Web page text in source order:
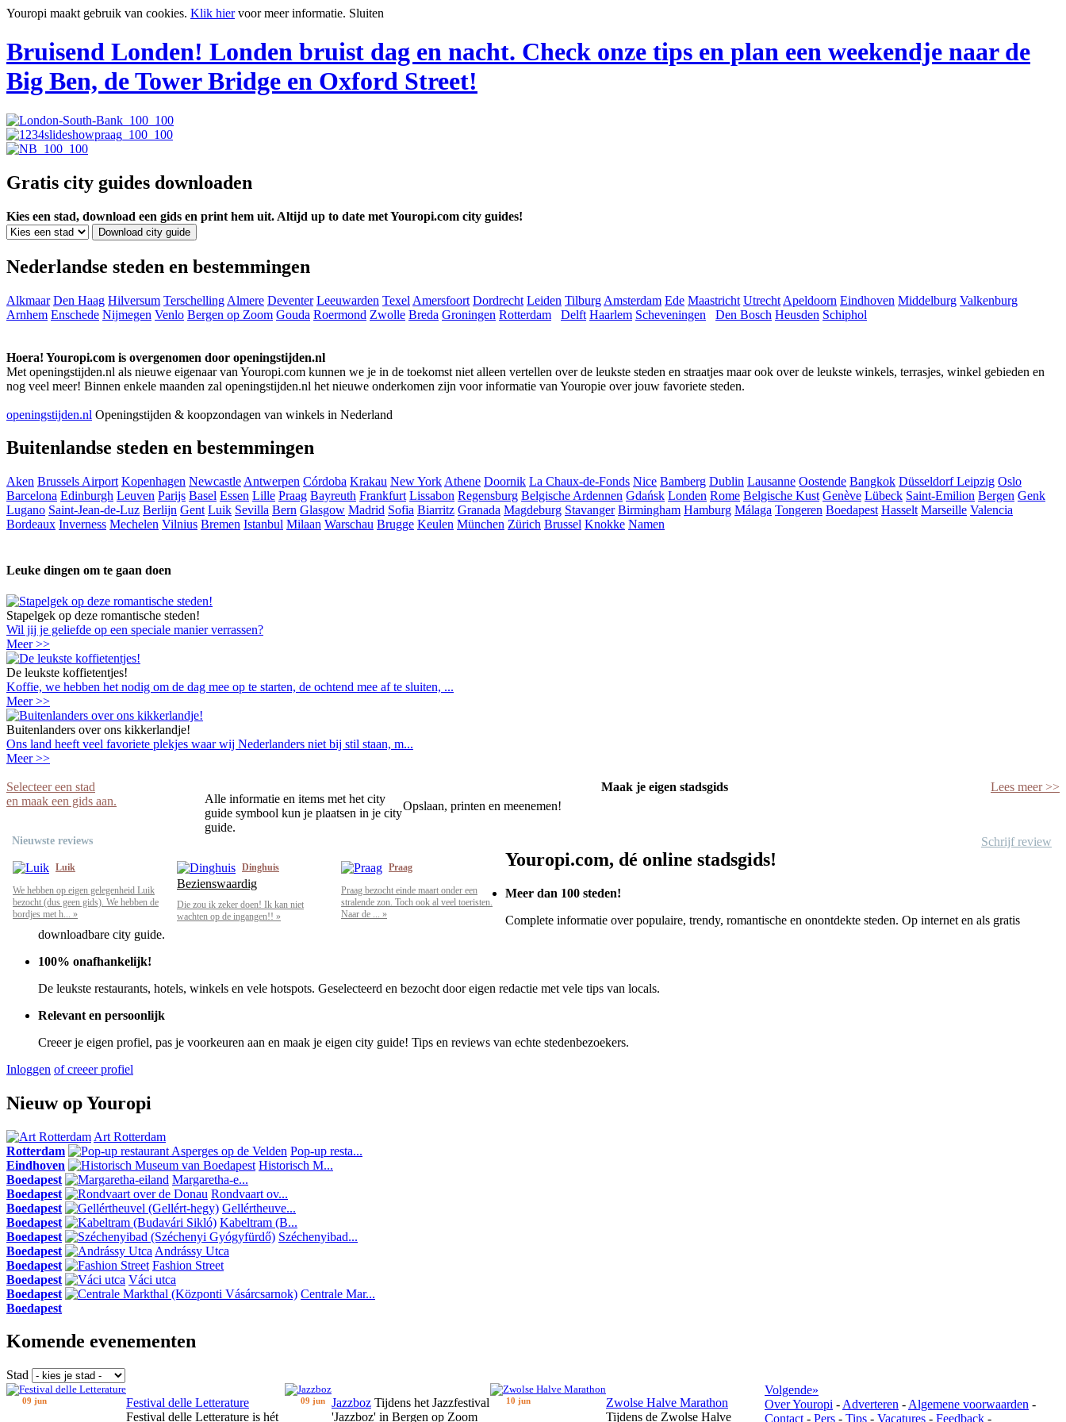
Youropi maakt gebruik van cookies. Klik hiervoor meer informatie. Sluiten
Bruisend Londen! Londen bruist dag en nacht. Check onze tips en plan een weekendje naar de
Big Ben, de Tower Bridge en Oxford Street!
Gratis city guides downloaden
Kies een stad, download een gids en print hem uit. Altijd up to date met Youropi.com city guides!
Nederlandse steden en bestemmingen
Alkmaar Den Haag Hilversum Terschelling Almere Deventer Leeuwarden Texel Amersfoort Dordrecht Leiden Tilburg Amsterdam Ede Maastricht Utrecht Apeldoorn Eindhoven Middelburg Valkenburg
Arnhem Enschede Nijmegen Venlo Bergen op Zoom Gouda Roermond Zwolle Breda Groningen Rotterdam Delft Haarlem Scheveningen Den Bosch Heusden Schiphol
Hoera! Youropi.com is overgenomen door openingstijden.nl
Met openingstijden.nl als nieuwe eigenaar van Youropi.com kunnen we je in de toekomst niet alleen vertellen over de leukste steden en straatjes maar ook over de leukste winkels, terrasjes, winkel gebieden en
nog veel meer! Binnen enkele maanden zal openingstijden.nl het nieuwe onderkomen zijn voor informatie van Youropie over jouw favoriete steden.
openingstijden.nl Openingstijden & koopzondagen van winkels in Nederland
Buitenlandse steden en bestemmingen
Aken Brussels Airport Kopenhagen Newcastle Antwerpen Córdoba Krakau New York Athene Doornik La Chaux-de-Fonds Nice Bamberg Dublin Lausanne Oostende Bangkok DüsseldorfLeipzig Oslo
Barcelona Edinburgh Leuven Parijs Basel Essen Lille Praag Bayreuth Frankfurt Lissabon Regensburg Belgische Ardennen Gdańsk Londen Rome Belgische Kust Genève Lübeck Saint-Emilion Bergen Genk
Lugano Saint-Jean-de-Luz Berlijn Gent Luik Sevilla Bern Glasgow Madrid Sofia Biarritz Granada Magdeburg Stavanger Birmingham Hamburg Málaga Tongeren Boedapest Hasselt Marseille Valencia
Bordeaux Inverness Mechelen Vilnius Bremen Istanbul Milaan Warschau Brugge Keulen München Zürich Brussel Knokke Namen
Leuke dingen om te gaan doen
Stapelgek op deze romantische steden!
Wil jij je geliefde op een speciale manier verrassen?
Meer >>
De leukste koffietentjes!
Koffie, we hebben het nodig om de dag mee op te starten, de ochtend mee af te sluiten, ...
Meer >>
Buitenlanders over ons kikkerlandje!
Ons land heeft veel favoriete plekjes waar wij Nederlanders niet bij stil staan, m...
Meer >>
Maak je eigen stadsgids
Selecteer een stad
en maak een gids aan.
Alle informatie en items met het city
guide symbool kun je plaatsen in je city
guide.
Opslaan, printen en meenemen!
Lees meer >>
Nieuwste reviews Schrijf review
Luik
We hebben op eigen gelegenheid Luik
bezocht (dus geen gids). We hebben de
bordjes met h... »
Dinghuis
Bezienswaardig
Die zou ik zeker doen! Ik kan niet
wachten op de ingangen!! »
Praag
Praag bezocht einde maart onder een
stralende zon. Toch ook al veel toeristen.
Naar de ... »
Youropi.com, dé online stadsgids!
Meer dan 100 steden!
Complete informatie over populaire, trendy, romantische en onontdekte steden. Op internet en als gratis
downloadbare city guide.
100% onafhankelijk!
De leukste restaurants, hotels, winkels en vele hotspots. Geselecteerd en bezocht door eigen redactie met vele tips van locals.
Relevant en persoonlijk
Creeer je eigen profiel, pas je voorkeuren aan en maak je eigen city guide! Tips en reviews van echte stedenbezoekers.
Inloggen of creeer profiel
Nieuw op Youropi
Art Rotterdam
Rotterdam
Pop-up resta...
Eindhoven
Historisch M...
Boedapest
Margaretha-e...
Boedapest
Rondvaart ov...
Boedapest
Gellértheuve...
Boedapest
Kabeltram (B...
Boedapest
Széchenyibad...
Boedapest
Andrássy Utca
Boedapest
Fashion Street
Boedapest
Váci utca
Boedapest
Centrale Mar...
Boedapest
Komende evenementen
Stad
09 jun
Festival delle Letterature
Festival delle Letterature is hét
09 jun Jazzboz Tijdens het Jazzfestival
'Jazzboz' in Bergen op Zoom
10 jun
Zwolse Halve Marathon
Tijdens de Zwolse Halve
Volgende»
Over Youropi - Adverteren - Algemene voorwaarden -
Contact - Pers - Tips - Vacatures - Feedback -